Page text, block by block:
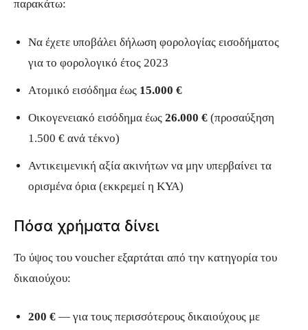
παρακάτω:
Να έχετε υποβάλει δήλωση φορολογίας εισοδήματος
για το φορολογικό έτος 2023
Ατομικό εισόδημα έως 15.000 €
Οικογενειακό εισόδημα έως 26.000 € (προσαύξηση
1.500 € ανά τέκνο)
Αντικειμενική αξία ακινήτων να μην υπερβαίνει τα
ορισμένα όρια (εκκρεμεί η ΚΥΑ)
Πόσα χρήματα δίνει
Το ύψος του voucher εξαρτάται από την κατηγορία του
δικαιούχου:
200 € — για τους περισσότερους δικαιούχους με